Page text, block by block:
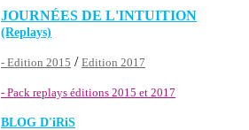
JOURNÉES DE L'INTUITION
(Replays)
- Edition 2015 / Edition 2017
- Pack replays éditions 2015 et 2017
BLOG D'iRiS